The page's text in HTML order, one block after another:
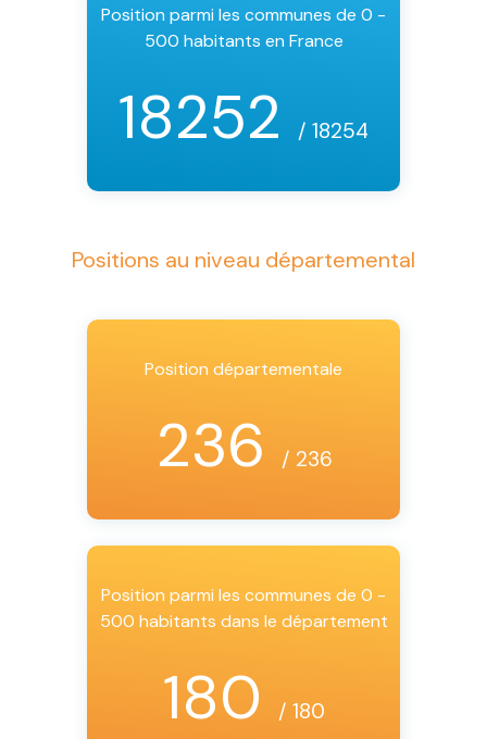
Position parmi les communes de 0 -
500 habitants en France
18252 / 18254
Positions au niveau départemental
Position départementale
236 / 236
Position parmi les communes de 0 -
500 habitants dans le département
180 / 180